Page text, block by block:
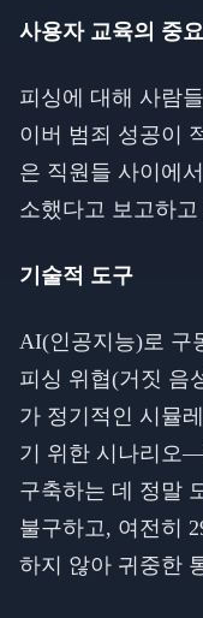
사용자 교육의 중
피싱에 대해 사람
이버 범죄 성공이
은 직원들 사이에
소했다고 보고하
기술적 도구
AI(인공지능)로 구
피싱 위협(거짓 음
가 정기적인 시뮬
기 위한 시나리오
구축하는 데 정말
불구하고, 여전히
하지 않아 귀중한